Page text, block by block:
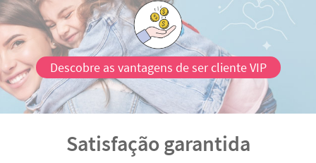
Descobre as vantagens de ser cliente VIP
Satisfação garantida